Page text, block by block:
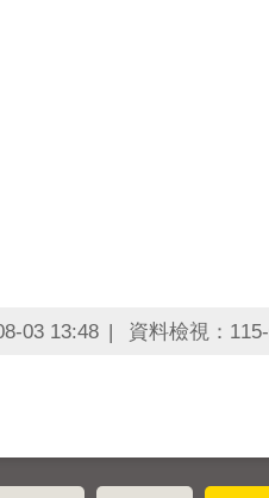
03 13:48 資料檢視：